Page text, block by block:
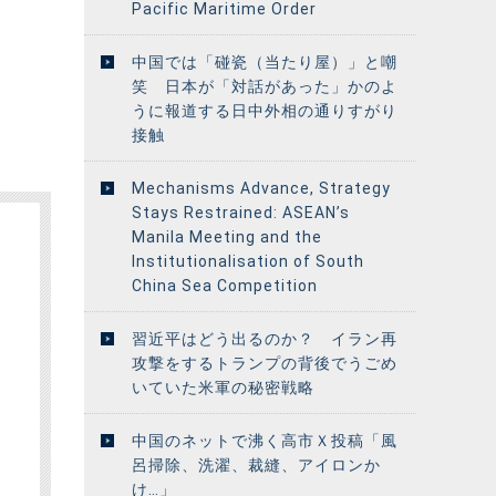
Pacific Maritime Order
中国では「碰瓷（当たり屋）」と嘲
笑 日本が「対話があった」かのよ
うに報道する日中外相の通りすがり
接触
Mechanisms Advance, Strategy
Stays Restrained: ASEAN’s
Manila Meeting and the
Institutionalisation of South
China Sea Competition
習近平はどう出るのか？ イラン再
攻撃をするトランプの背後でうごめ
いていた米軍の秘密戦略
中国のネットで沸く高市Ｘ投稿「風
呂掃除、洗濯、裁縫、アイロンか
け…」